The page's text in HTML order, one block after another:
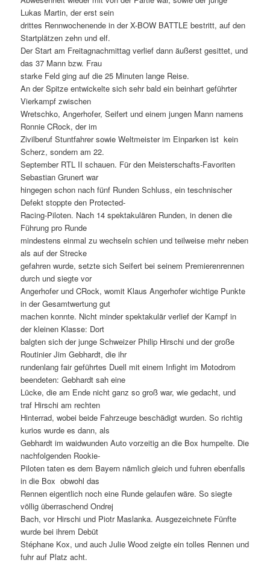
Lukas Martin, der erst sein
drittes Rennwochenende in der X-BOW BATTLE bestritt, auf den
Startplätzen zehn und elf.
Der Start am Freitagnachmittag verlief dann äußerst gesittet, und
das 37 Mann bzw. Frau
starke Feld ging auf die 25 Minuten lange Reise.
An der Spitze entwickelte sich sehr bald ein beinhart geführter
Vierkampf zwischen
Wretschko, Angerhofer, Seifert und einem jungen Mann namens
Ronnie CRock, der im
Zivilberuf Stuntfahrer sowie Weltmeister im Einparken ist  kein
Scherz, sondern am 22.
September RTL II schauen. Für den Meisterschafts-Favoriten
Sebastian Grunert war
hingegen schon nach fünf Runden Schluss, ein teschnischer
Defekt stoppte den Protected-
Racing-Piloten. Nach 14 spektakulären Runden, in denen die
Führung pro Runde
mindestens einmal zu wechseln schien und teilweise mehr neben
als auf der Strecke
gefahren wurde, setzte sich Seifert bei seinem Premierenrennen
durch und siegte vor
Angerhofer und CRock, womit Klaus Angerhofer wichtige Punkte
in der Gesamtwertung gut
machen konnte. Nicht minder spektakulär verlief der Kampf in
der kleinen Klasse: Dort
balgten sich der junge Schweizer Philip Hirschi und der große
Routinier Jim Gebhardt, die ihr
rundenlang fair geführtes Duell mit einem Infight im Motodrom
beendeten: Gebhardt sah eine
Lücke, die am Ende nicht ganz so groß war, wie gedacht, und
traf Hirschi am rechten
Hinterrad, wobei beide Fahrzeuge beschädigt wurden. So richtig
kurios wurde es dann, als
Gebhardt im waidwunden Auto vorzeitig an die Box humpelte. Die
nachfolgenden Rookie-
Piloten taten es dem Bayern nämlich gleich und fuhren ebenfalls
in die Box  obwohl das
Rennen eigentlich noch eine Runde gelaufen wäre. So siegte
völlig überraschend Ondrej
Bach, vor Hirschi und Piotr Maslanka. Ausgezeichnete Fünfte
wurde bei ihrem Debüt
Stéphane Kox, und auch Julie Wood zeigte ein tolles Rennen und
fuhr auf Platz acht.